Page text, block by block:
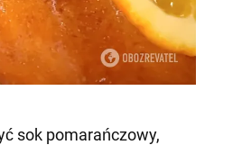
sok pomarańczowy,